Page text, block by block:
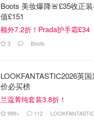
Boots 美妆爆降🚨£35收正
值£151
额外7.2折！Prada护手霜£34
3 Boots
LOOKFANTASTIC2026英
价必买榜
兰蔻菁纯套装3.8折！
999+ 112